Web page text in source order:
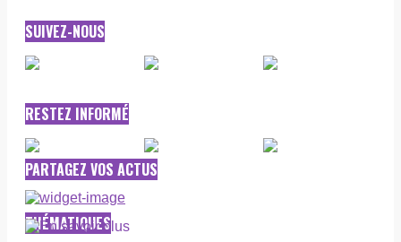
SUIVEZ-NOUS
RESTEZ INFORMÉ
PARTAGEZ VOS ACTUS
THÉMATIQUES